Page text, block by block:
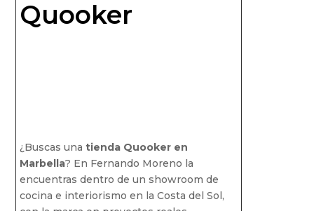
Quooker
¿Buscas una tienda Quooker en
Marbella? En Fernando Moreno la
encuentras dentro de un showroom de
cocina e interiorismo en la Costa del Sol,